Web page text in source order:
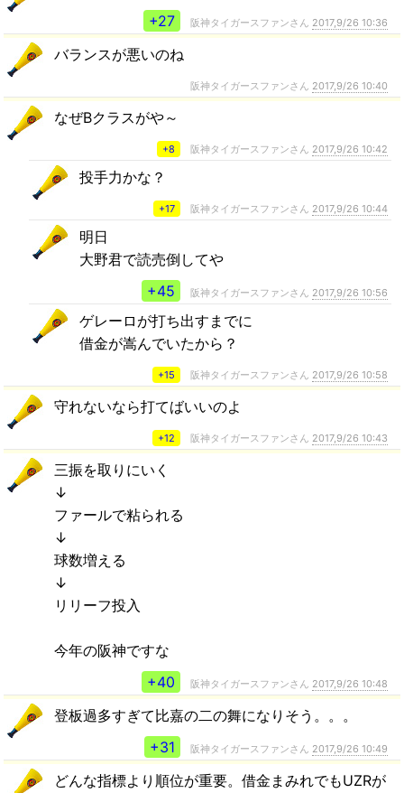
+27
阪神タイガースファンさん 2017,9/26 10:36
バランスが悪いのね
阪神タイガースファンさん 2017,9/26 10:40
なぜBクラスがや～
+8 阪神タイガースファンさん 2017,9/26 10:42
投手力かな？
+17 阪神タイガースファンさん 2017,9/26 10:44
明日
大野君で読売倒してや
+45
阪神タイガースファンさん 2017,9/26 10:56
ゲレーロが打ち出すまでに
借金が嵩んでいたから？
+15 阪神タイガースファンさん 2017,9/26 10:58
守れないなら打てばいいのよ
+12 阪神タイガースファンさん 2017,9/26 10:43
三振を取りにいく
↓
ファールで粘られる
↓
球数増える
↓
リリーフ投入
今年の阪神ですな
+40
阪神タイガースファンさん 2017,9/26 10:48
登板過多すぎて比嘉の二の舞になりそう。。。
+31
阪神タイガースファンさん 2017,9/26 10:49
どんな指標より順位が重要。借金まみれでもUZRが